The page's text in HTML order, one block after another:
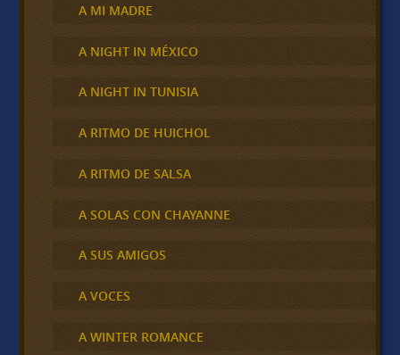
A MI MADRE
A NIGHT IN MÉXICO
A NIGHT IN TUNISIA
A RITMO DE HUICHOL
A RITMO DE SALSA
A SOLAS CON CHAYANNE
A SUS AMIGOS
A VOCES
A WINTER ROMANCE